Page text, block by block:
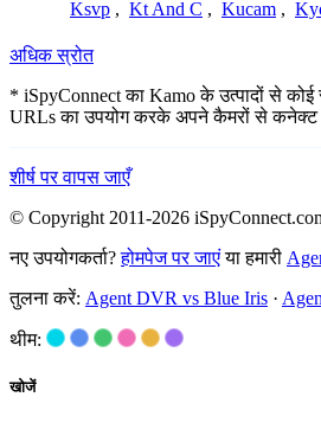
Ksvp , Kt And C , Kucam ,
अधिक स्रोत
* iSpyConnect का Kamo के उत्पादों से कोई
URLs का उपयोग करके अपने कैमरों से कनेक्ट
शीर्ष पर वापस जाएँ
© Copyright 2011-2026
नए उपयोगकर्ता?होमपेज पर जाएंया हमारी
तुलना करें: Agent DVR vs Blue Iris ·
थीम:
खोजें